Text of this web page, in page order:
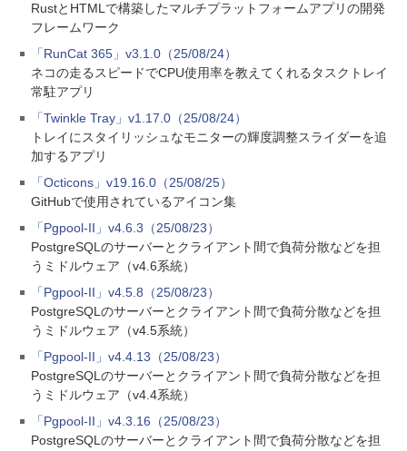
RustとHTMLで構築したマルチプラットフォームアプリの開発
フレームワーク
「RunCat 365」v3.1.0（25/08/24）
ネコの走るスピードでCPU使用率を教えてくれるタスクトレイ
常駐アプリ
「Twinkle Tray」v1.17.0（25/08/24）
トレイにスタイリッシュなモニターの輝度調整スライダーを追
加するアプリ
「Octicons」v19.16.0（25/08/25）
GitHubで使用されているアイコン集
「Pgpool-II」v4.6.3（25/08/23）
PostgreSQLのサーバーとクライアント間で負荷分散などを担
うミドルウェア（v4.6系統）
「Pgpool-II」v4.5.8（25/08/23）
PostgreSQLのサーバーとクライアント間で負荷分散などを担
うミドルウェア（v4.5系統）
「Pgpool-II」v4.4.13（25/08/23）
PostgreSQLのサーバーとクライアント間で負荷分散などを担
うミドルウェア（v4.4系統）
「Pgpool-II」v4.3.16（25/08/23）
PostgreSQLのサーバーとクライアント間で負荷分散などを担